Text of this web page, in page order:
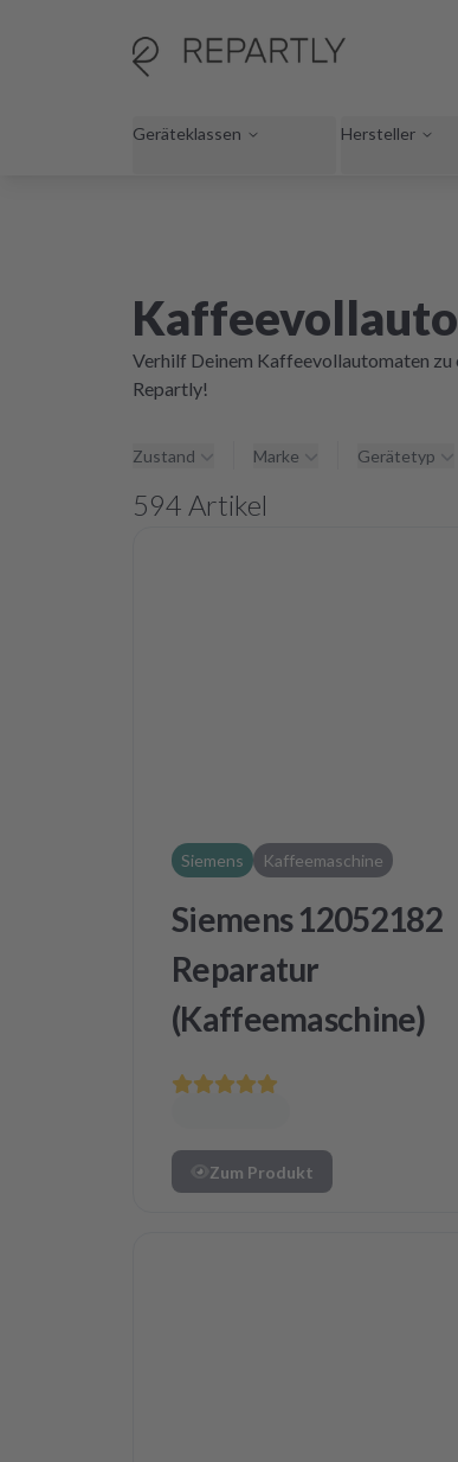
Geräteklassen Hersteller
Verhilf Deinem Kaffeevollautomaten
Repartly!
Zustand Marke Gerätetyp
594 Artikel
Siemens Kaffeemaschine
Siemens 12052182
Reparatur
(Kaffeemaschine)
Zum Produkt